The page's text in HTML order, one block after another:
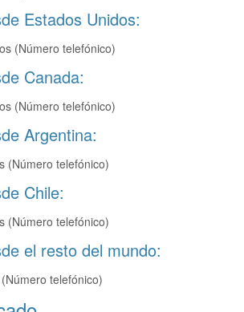
Estados Unidos:
(Número telefónico)
Canada:
(Número telefónico)
Argentina:
(Número telefónico)
Chile:
(Número telefónico)
el resto del mundo:
telefónico)